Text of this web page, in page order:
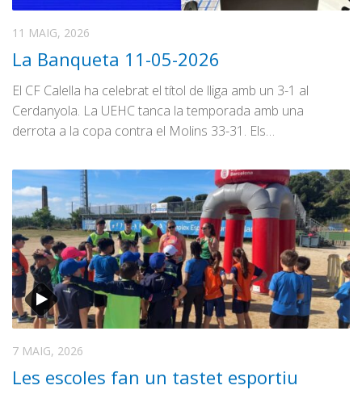
11 MAIG, 2026
La Banqueta 11-05-2026
El CF Calella ha celebrat el títol de lliga amb un 3-1 al
Cerdanyola. La UEHC tanca la temporada amb una
derrota a la copa contra el Molins 33-31. Els…
7 MAIG, 2026
Les escoles fan un tastet esportiu